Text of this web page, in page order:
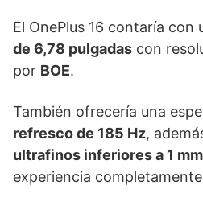
El OnePlus 16 contaría con
de 6,78 pulgadas con
por BOE.
También ofrecería una
refresco de 185 Hz,
ultrafinos inferiores a 1 mm
experiencia